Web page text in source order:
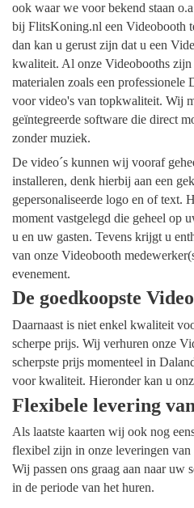
ook waar we voor bekend staan
bij FlitsKoning.nl een Videobooth
dan kan u gerust zijn dat u een
kwaliteit. Al onze Videobooths
materialen zoals een
voor video's van topkwaliteit. Wij
geïntegreerde software die direct
zonder muziek.
De video´s kunnen wij vooraf
installeren, denk hierbij aan een
gepersonaliseerde logo en of text.
moment vastgelegd die geheel op
u en uw gasten. Tevens krijgt u
van onze Videobooth
evenement.
De goedkoopste
Daarnaast is niet enkel kwaliteit
scherpe prijs. Wij verhuren onze
scherpste prijs momenteel in
voor kwaliteit. Hieronder kan u
Flexibele levering
Als laatste kaarten wij ook nog
flexibel zijn in onze leveringen
Wij passen ons graag aan naar uw
in de periode van het huren.